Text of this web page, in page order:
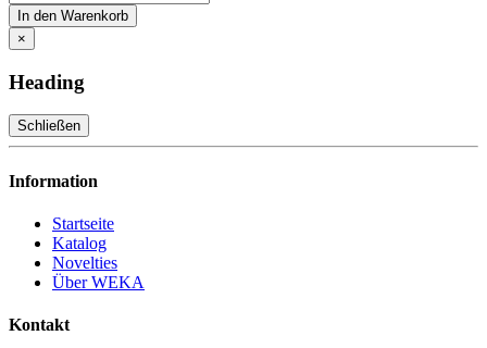
In den Warenkorb
×
Heading
Schließen
Information
Startseite
Katalog
Novelties
Über WEKA
Kontakt